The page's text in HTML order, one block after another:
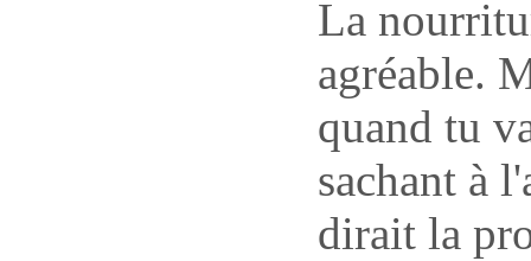
La
agréable.
quand tu
sachant à
dirait la